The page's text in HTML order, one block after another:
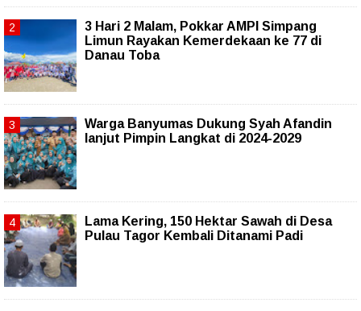
3 Hari 2 Malam, Pokkar AMPI Simpang
Limun Rayakan Kemerdekaan ke 77 di
Danau Toba
Warga Banyumas Dukung Syah Afandin
lanjut Pimpin Langkat di 2024-2029
Lama Kering, 150 Hektar Sawah di Desa
Pulau Tagor Kembali Ditanami Padi